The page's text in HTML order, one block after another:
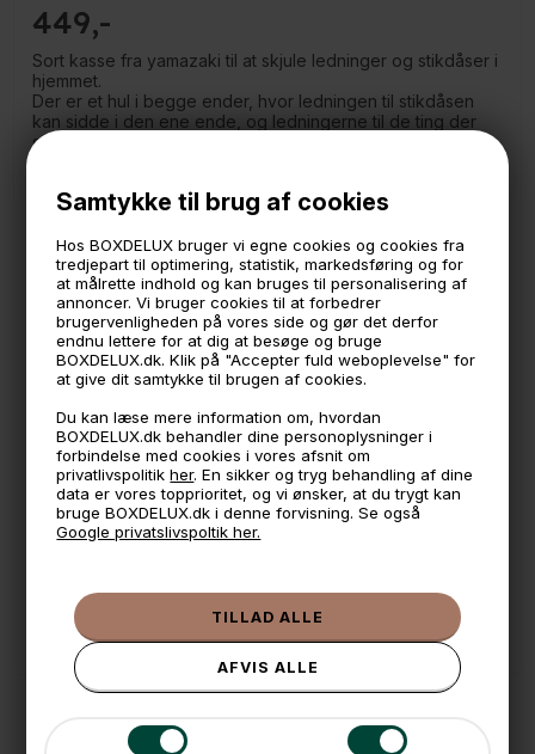
Samtykke til brug af cookies
Hos BOXDELUX bruger vi egne cookies og cookies fra
tredjepart til optimering, statistik, markedsføring og for
at målrette indhold og kan bruges til personalisering af
annoncer. Vi bruger cookies til at forbedrer
brugervenligheden på vores side og gør det derfor
endnu lettere for at dig at besøge og bruge
BOXDELUX.dk. Klik på "Accepter fuld weboplevelse" for
at give dit samtykke til brugen af cookies.
Du kan læse mere information om, hvordan
BOXDELUX.dk behandler dine personoplysninger i
forbindelse med cookies i vores afsnit om
privatlivspolitikher. En sikker og tryg behandling af dine
data er vores topprioritet, og vi ønsker, at du trygt kan
bruge BOXDELUX.dk i denne forvisning. Se også
Google privatslivspoltik her.
449
Sort kasse fra yamazaki til at skjule ledninger og stikdåser i
hjemmet.
Der er et hul i begge ender, hvor ledningen til stikdåsen
kan sidde i den ene ende, og ledningerne til de ting der
sidder i stikdåsen, kan gå ind i den anden ende. Nem at
Boksen er lavet af resin med en blank overflade.
Mål: 40×15.5 cm. 14,5 cm høj
Yamazaki er et japansk mærke, der producerer fine, enkle
og eksklusive produkter der passer ind i den lyse
skandinaviske stil.
🕚 Bestil inden 11 & vi sender samme dag på hverdage
🧺 Kan du lægge varen i kurven, er den på lager
🌟 4,9 med over 1200 anmeldelser ★★★★★
📦 Fragtfri v. køb over 999,- ellers fra 49,- med GLS
💳 Betal med
Kundeservice mail@boxdelux.dk(24/7)
ANDRE IDÉER